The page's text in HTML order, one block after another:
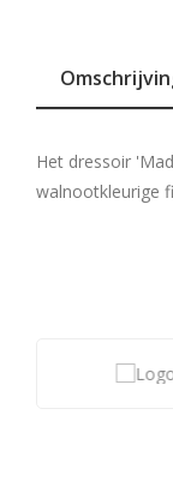
Het dressoir
walnootkleurige